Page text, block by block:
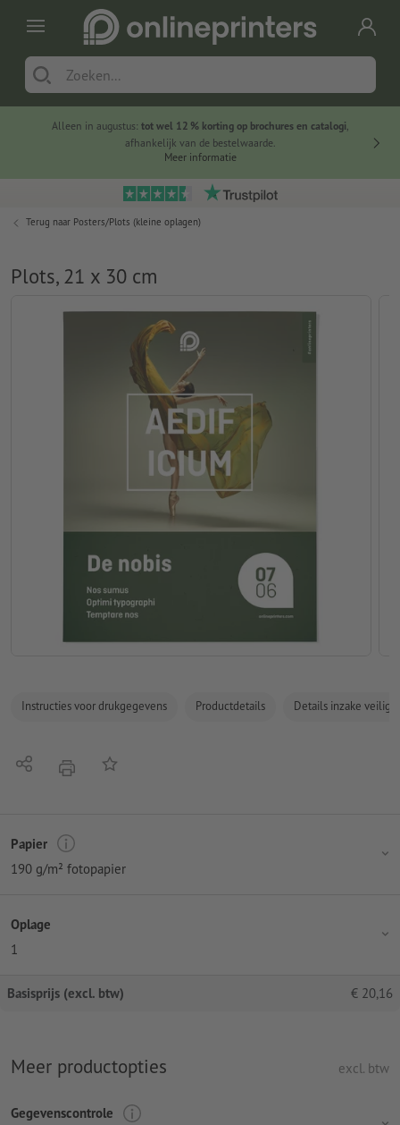
Alleen in augustus: tot wel 12 % korting op brochures en catalogi,
afhankelijk van de bestelwaarde.
Meer informatie
Terug naar Posters/Plots (kleine oplagen)
Plots, 21 x 30 cm
Instructies voor drukgegevens Productdetails Details inzake
Delen afdrukkenOp de lijst
Papier
190 g/m² fotopapier
Oplage
1
Basisprijs (excl. btw) € 20,16
Meer productopties excl. btw
Gegevenscontrole